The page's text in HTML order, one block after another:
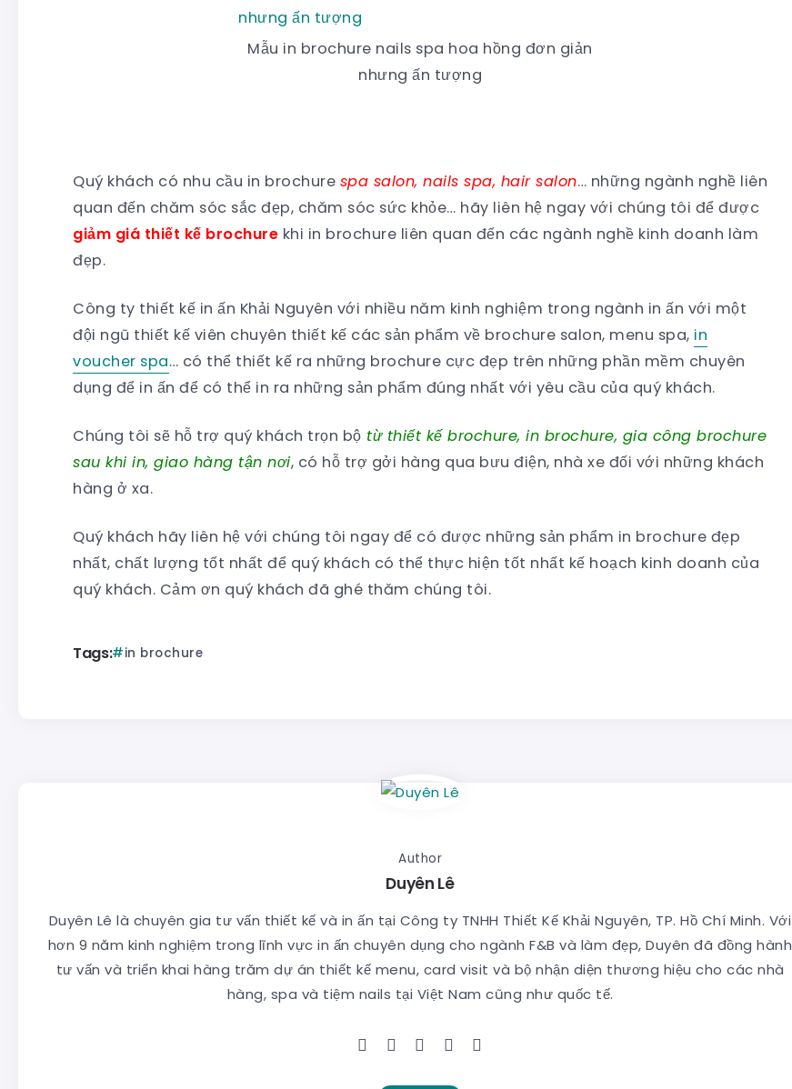
Mẫu in brochure nails spa hoa hồng đơn giản
nhưng ấn tượng
Quý khách có nhu cầu in brochure spa salon, nails spa, hair salon… những ngành nghề liên
quan đến chăm sóc sắc đẹp, chăm sóc sức khỏe… hãy liên hệ ngay với chúng tôi để được
giảm giá thiết kế brochure khi in brochure liên quan đến các ngành nghề kinh doanh làm
đẹp.
Công ty thiết kế in ấn Khải Nguyên với nhiều năm kinh nghiệm trong ngành in ấn với một
đội ngũ thiết kế viên chuyên thiết kế các sản phẩm về brochure salon, menu spa, in
voucher spa… có thể thiết kế ra những brochure cực đẹp trên những phần mềm chuyên
dụng để in ấn để có thể in ra những sản phẩm đúng nhất với yêu cầu của quý khách.
Chúng tôi sẽ hỗ trợ quý khách trọn bộ từ thiết kế brochure, in brochure, gia công brochure
sau khi in, giao hàng tận nơi, có hỗ trợ gởi hàng qua bưu điện, nhà xe đối với những khách
hàng ở xa.
Quý khách hãy liên hệ với chúng tôi ngay để có được những sản phẩm in brochure đẹp
nhất, chất lượng tốt nhất để quý khách có thể thực hiện tốt nhất kế hoạch kinh doanh của
quý khách. Cảm ơn quý khách đã ghé thăm chúng tôi.
Tags: in brochure
Author
Duyên Lê
Duyên Lê là chuyên gia tư vấn thiết kế và in ấn tại Công ty TNHH Thiết Kế Khải Nguyên, TP. Hồ Chí Minh. Với
hơn 9 năm kinh nghiệm trong lĩnh vực in ấn chuyên dụng cho ngành F&B và làm đẹp, Duyên đã đồng hành
tư vấn và triển khai hàng trăm dự án thiết kế menu, card visit và bộ nhận diện thương hiệu cho các nhà
hàng, spa và tiệm nails tại Việt Nam cũng như quốc tế.